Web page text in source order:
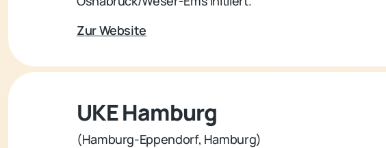
Zur Website
UKE Hamburg
(Hamburg-Eppendorf, Hamburg)